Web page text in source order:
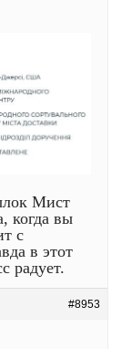
Мист
когда вы
с
в этот
радует.
#8953